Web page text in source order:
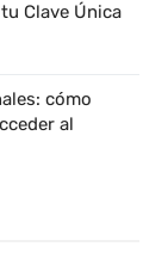
Clave Única
cómo
al